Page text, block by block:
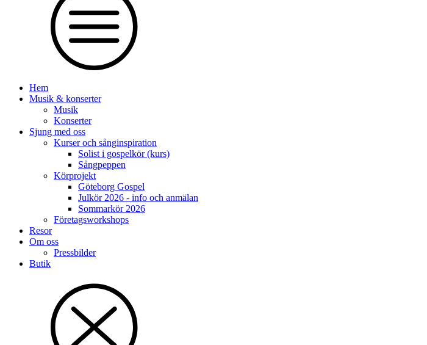
Hem
Musik & konserter
Musik
Konserter
Sjung med oss
Kurser och sånginspiration
Solist i gospelkör (kurs)
Sångpeppen
Körprojekt
Göteborg Gospel
Julkör 2026 - info och anmälan
Sommarkör 2026
Företagsworkshops
Resor
Om oss
Pressbilder
Butik